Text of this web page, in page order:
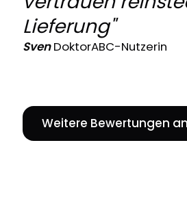
Lieferung"
SvenDoktorABC-Nutzerin
Weitere Bewertungen